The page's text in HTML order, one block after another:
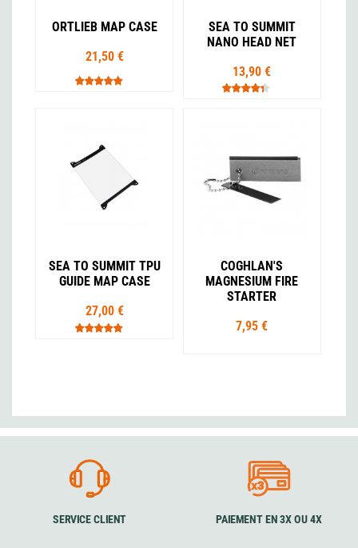
ORTLIEB MAP CASE
21,50 €
SEA TO SUMMIT
NANO HEAD NET
13,90 €
SEA TO SUMMIT TPU
GUIDE MAP CASE
27,00 €
COGHLAN'S
MAGNESIUM FIRE
STARTER
7,95 €
SERVICE CLIENT PAIEMENT EN 3X OU 4X